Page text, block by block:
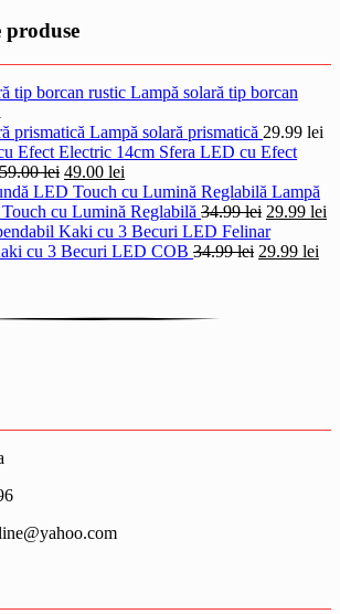
produse
Lampă solară tip borcan
Lampă solară prismatică 29.99 lei
Sfera LED cu Efect
59.00lei Prețul
inițial
a
fost:
59.00 lei.
49.00 lei
curent
este:
49.00 lei.
Lampă
cu Lumină Reglabilă 34.99lei Prețul
inițial
a
29.99 lei
Felinar
cu 3 Becuri LED COB 34.99lei Prețul
29.99 lei